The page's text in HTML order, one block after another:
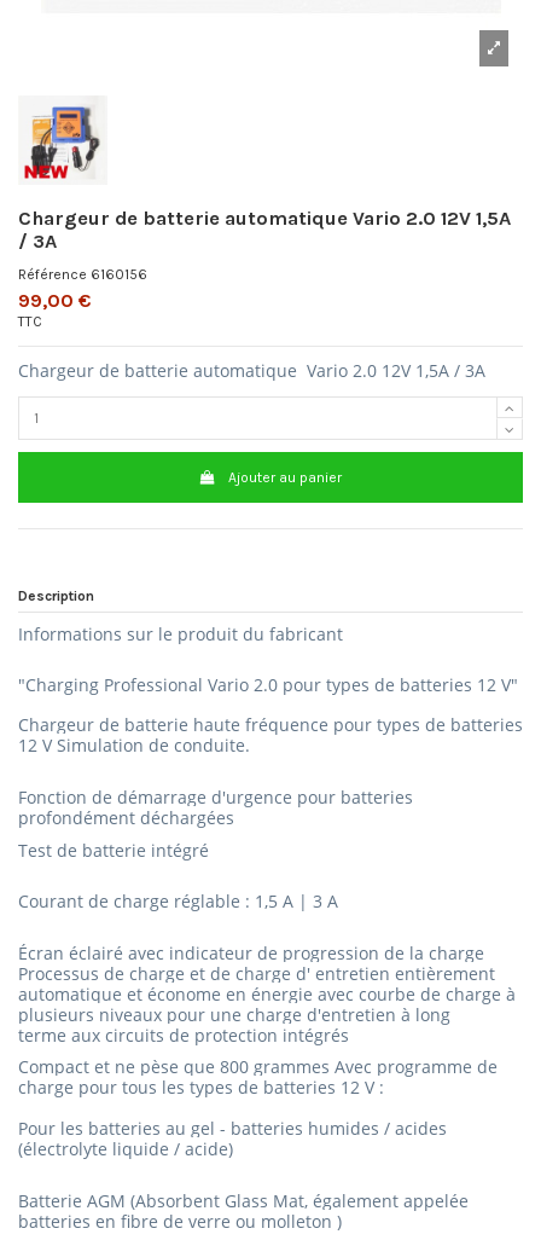
Chargeur de batterie automatique Vario 2.0 12V 1,5A
/ 3A
Référence 6160156
99,00 €
TTC
Chargeur de batterie automatique Vario 2.0 12V 1,5A / 3A
Ajouter au panier
Description
Informations sur le produit du fabricant
"Charging Professional Vario 2.0 pour types de batteries 12 V"
Chargeur de batterie haute fréquence pour types de batteries
12 V Simulation de conduite.
Fonction de démarrage d'urgence pour batteries
profondément déchargées
Test de batterie intégré
Courant de charge réglable : 1,5 A | 3 A
Écran éclairé avec indicateur de progression de la charge
Processus de charge et de charge d' entretien entièrement
automatique et économe en énergie avec courbe de charge à
plusieurs niveaux pour une charge d'entretien à long
terme aux circuits de protection intégrés
Compact et ne pèse que 800 grammes Avec programme de
charge pour tous les types de batteries 12 V :
Pour les batteries au gel - batteries humides / acides
(électrolyte liquide / acide)
Batterie AGM (Absorbent Glass Mat, également appelée
batteries en fibre de verre ou molleton )